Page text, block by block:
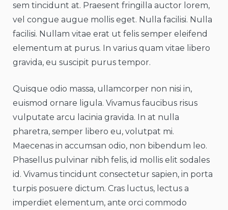
sem tincidunt at. Praesent fringilla auctor lorem,
vel congue augue mollis eget. Nulla facilisi. Nulla
facilisi. Nullam vitae erat ut felis semper eleifend
elementum at purus. In varius quam vitae libero
gravida, eu suscipit purus tempor.
Quisque odio massa, ullamcorper non nisi in,
euismod ornare ligula. Vivamus faucibus risus
vulputate arcu lacinia gravida. In at nulla
pharetra, semper libero eu, volutpat mi.
Maecenas in accumsan odio, non bibendum leo.
Phasellus pulvinar nibh felis, id mollis elit sodales
id. Vivamus tincidunt consectetur sapien, in porta
turpis posuere dictum. Cras luctus, lectus a
imperdiet elementum, ante orci commodo